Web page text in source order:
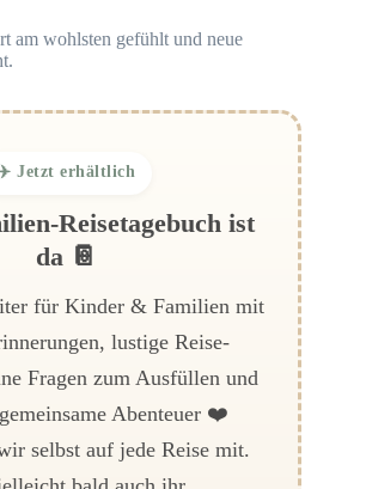
am wohlsten gefühlt und neue
Jetzt erhältlich
Reisetagebuch ist
da 📔
für Kinder & Familien mit
lustige Reise-
Fragen zum Ausfüllen und
Abenteuer ❤️
selbst auf jede Reise mit.